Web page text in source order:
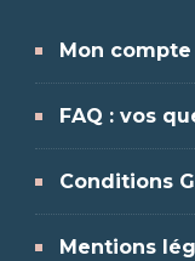
Mon compte
FAQ : vos
Conditions
Mentions